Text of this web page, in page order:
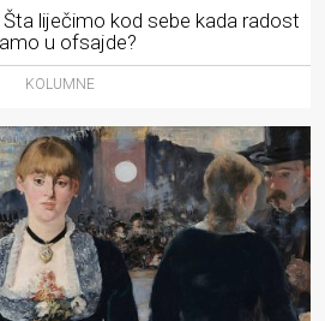
liječimo kod sebe kada radost
u ofsajde?
KOLUMNE